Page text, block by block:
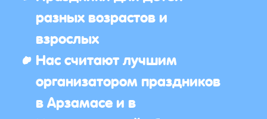
разных возрастов и
взрослых
Нас считают лучшим
организатором праздников
в Арзамасе и в